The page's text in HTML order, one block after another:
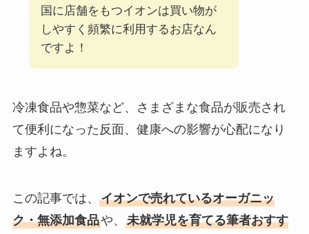
国に店舗をもつイオンは買い物が
しやすく頻繁に利用するお店なん
ですよ！
冷凍食品や惣菜など、さまざまな食品が販売され
て便利になった反面、健康への影響が心配になり
ますよね。
この記事では、 イオンで売れているオーガニッ
ク・無添加食品や、 未就学児を育てる筆者おすす